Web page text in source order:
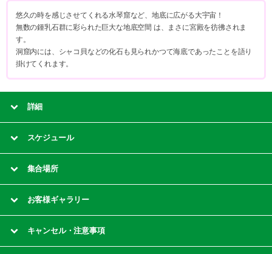
悠久の時を感じさせてくれる水琴窟など、地底に広がる大宇宙！
無数の鍾乳石群に彩られた巨大な地底空間 は、まさに宮殿を彷彿されま
す。
洞窟内には、シャコ貝などの化石も見られかつて海底であったことを語り
掛けてくれます。
詳細
料金
料金に含まれてい
るもの
お支払い方法 現金のみ
－
スケジュール
鍾乳洞の見学
集合場所
お客様ギャラリー
キャンセル・注意事項